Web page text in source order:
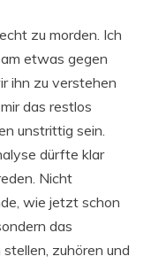
zu morden. Ich
etwas gegen
ihn zu verstehen
das restlos
unstrittig sein.
dürfte klar
Nicht
wie jetzt schon
das
zuhören und